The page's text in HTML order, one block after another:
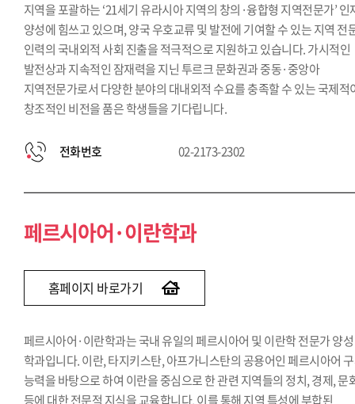
지역을 포괄하는 ‘21세기 유라시아 지역의 창의·융합형 지역전문가’ 인
양성에 힘쓰고 있으며, 양국 우호교류 및 발전에 기여할 수 있는 지역 전
인력의 국내외적 사회 진출을 적극적으로 지원하고 있습니다. 가시적인
발전상과 지속적인 잠재력을 지닌 투르크 문화권과 중동·중앙아
지역전문가로서 다양한 분야의 대내외적 수요를 충족할 수 있는 국제적
창조적인 비전을 품은 학생들을 기다립니다.
전화번호 02-2173-2302
페르시아어·이란학과
홈페이지 바로가기
페르시아어·이란학과는 국내 유일의 페르시아어 및 이란학 전문가 양성
학과입니다. 이란, 타지키스탄, 아프가니스탄의 공용어인 페르시아어
능력을 바탕으로 하여 이란을 중심으로 한 관련 지역들의 정치, 경제, 문
등에 대한 전문적 지식을 교육합니다. 이를 통해 지역 특성에 부합된